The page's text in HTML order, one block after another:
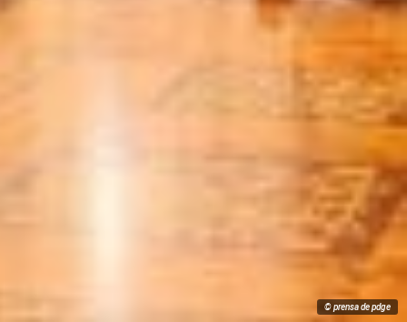
© prensa de pdge